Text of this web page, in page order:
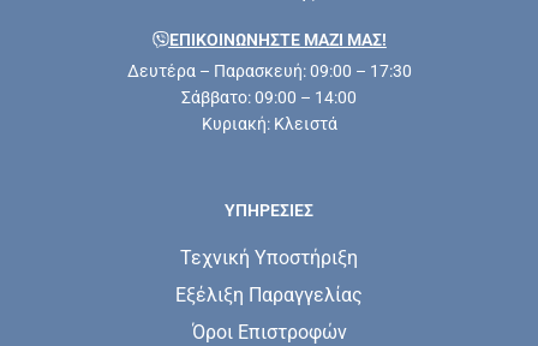
ΕΠΙΚΟΙΝΩΝΗΣΤΕ ΜΑΖΊ ΜΑΣ!
Δευτέρα – Παρασκευή: 09:00 – 17:30
Σάββατο: 09:00 – 14:00
Κυριακή: Κλειστά
ΥΠΗΡΕΣΊΕΣ
Τεχνική Υποστήριξη
Εξέλιξη Παραγγελίας
Όροι Επιστροφών